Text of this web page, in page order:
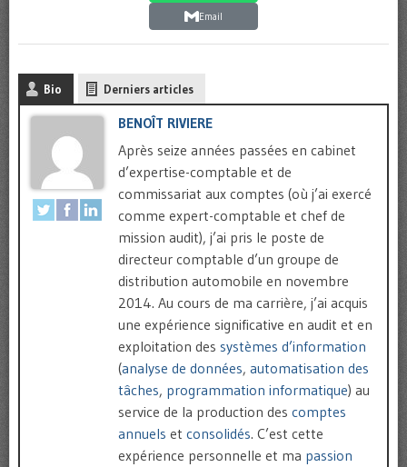
Email
Bio Derniers articles
BENOÎT RIVIERE
Après seize années passées en cabinet
d’expertise-comptable et de
commissariat aux comptes (où j’ai exercé
comme expert-comptable et chef de
mission audit), j’ai pris le poste de
directeur comptable d’un groupe de
distribution automobile en novembre
2014. Au cours de ma carrière, j’ai acquis
une expérience significative en audit et en
exploitation des systèmes d’information
(analyse de données, automatisation des
tâches, programmation informatique) au
service de la production des comptes
annuels et consolidés. C’est cette
expérience personnelle et ma passion